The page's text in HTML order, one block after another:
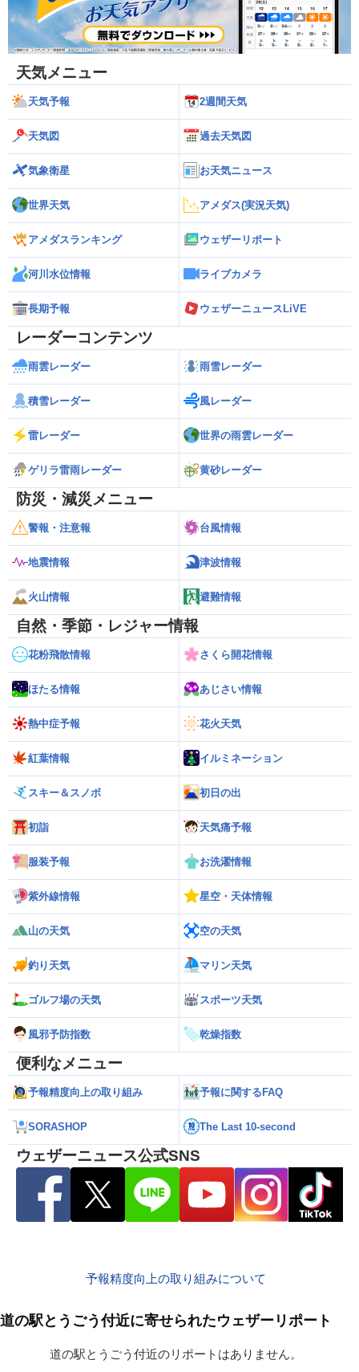
天気メニュー
天気予報 2週間天気
天気図 過去天気図
気象衛星 お天気ニュース
世界天気 アメダス(実況天気)
アメダスランキング ウェザーリポート
河川水位情報 ライブカメラ
長期予報 ウェザーニュースLiVE
レーダーコンテンツ
雨雲レーダー 雨雪レーダー
積雪レーダー 風レーダー
雷レーダー 世界の雨雲レーダー
ゲリラ雷雨レーダー 黄砂レーダー
防災・減災メニュー
警報・注意報 台風情報
地震情報 津波情報
火山情報 避難情報
自然・季節・レジャー情報
花粉飛散情報 さくら開花情報
ほたる情報 あじさい情報
熱中症予報 花火天気
紅葉情報 イルミネーション
スキー＆スノボ 初日の出
初詣 天気痛予報
服装予報 お洗濯情報
紫外線情報 星空・天体情報
山の天気 空の天気
釣り天気 マリン天気
ゴルフ場の天気 スポーツ天気
風邪予防指数 乾燥指数
便利なメニュー
予報精度向上の取り組み 予報に関するFAQ
SORASHOP The Last 10-second
ウェザーニュース公式SNS
予報精度向上の取り組みについて
道の駅とうごう付近に寄せられたウェザーリポート
道の駅とうごう付近のリポートはありません。